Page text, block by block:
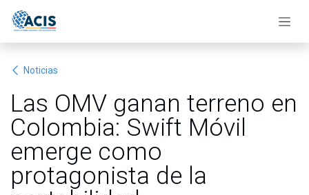
Noticias
Las OMV ganan terreno en
Colombia: Swift Móvil
emerge como
protagonista de la